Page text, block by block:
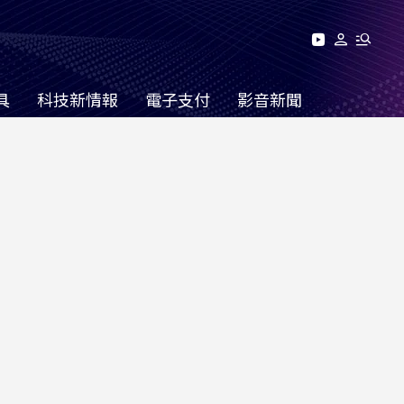
科技新情報 電子支付 影音新聞